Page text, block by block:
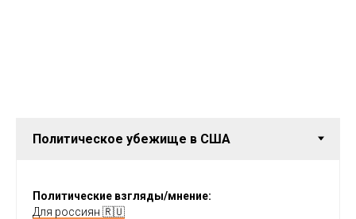
Политические взгляды/мнение:
Для россиян 🇷🇺